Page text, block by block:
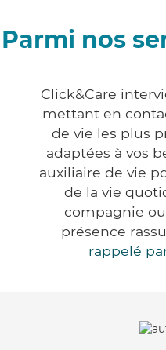
Parmi nos
Click&Care
mettant en
de vie les plus
adaptées à vos
auxiliaire de vie
de la vie
compagnie
présence
rappelé